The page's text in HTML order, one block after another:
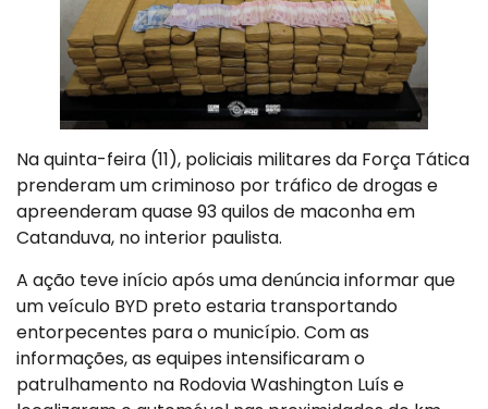
Na quinta-feira (11), policiais militares da Força Tática
prenderam um criminoso por tráfico de drogas e
apreenderam quase 93 quilos de maconha em
Catanduva, no interior paulista.
A ação teve início após uma denúncia informar que
um veículo BYD preto estaria transportando
entorpecentes para o município. Com as
informações, as equipes intensificaram o
patrulhamento na Rodovia Washington Luís e